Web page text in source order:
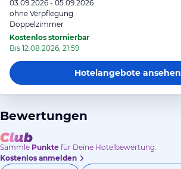
03.09.2026 - 05.09.2026
ohne Verpflegung
Doppelzimmer
Kostenlos stornierbar
Bis 12.08.2026, 21:59
Hotelangeboteansehen
Bewertungen
Sammle Punkte für Deine Hotelbewertung.
Kostenlos anmelden